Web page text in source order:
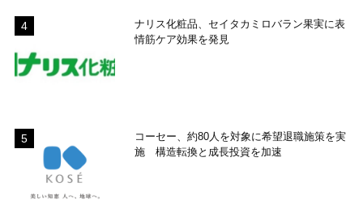
ナリス化粧品、セイタカミロバラン果実に表
情筋ケア効果を発見
コーセー、約80人を対象に希望退職施策を実
施 構造転換と成長投資を加速